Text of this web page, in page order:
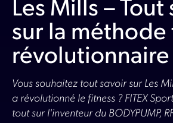
Les Mills –
sur la méthode
révolutionnaire
Vous souhaitez tout savoir sur Les
a révolutionné le fitness ? FITEX
tout sur l'inventeur du BODYPUMP,